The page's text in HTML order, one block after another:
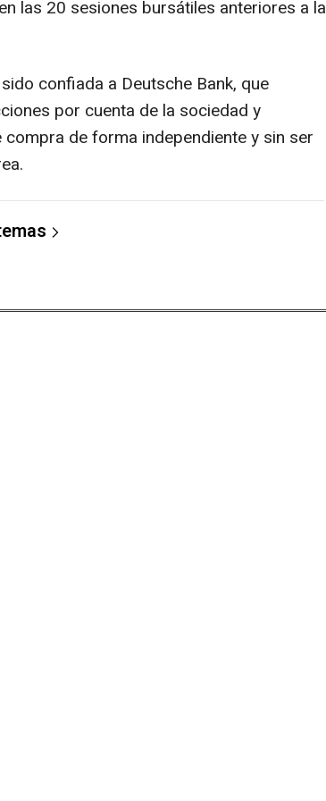
las 20 sesiones bursátiles anteriores a la
confiada a Deutsche Bank, que
por cuenta de la sociedad y
de forma independiente y sin ser